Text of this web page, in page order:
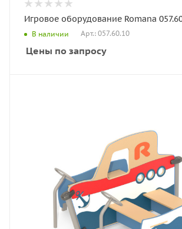
Игровое оборудование Romana
В наличии Арт.: 057.60.10
Цены по запросу